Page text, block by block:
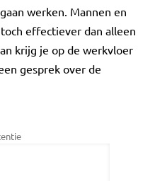
werken. Mannen en
effectiever dan alleen
krijg je op de werkvloer
gesprek over de